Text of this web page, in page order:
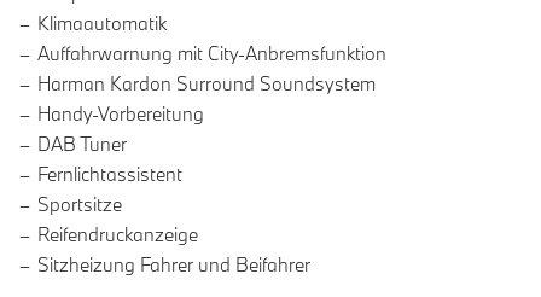
Klimaautomatik
Auffahrwarnung mit City-Anbremsfunktion
Harman Kardon Surround Soundsystem
Handy-Vorbereitung
DAB Tuner
Fernlichtassistent
Sportsitze
Reifendruckanzeige
Sitzheizung Fahrer und Beifahrer